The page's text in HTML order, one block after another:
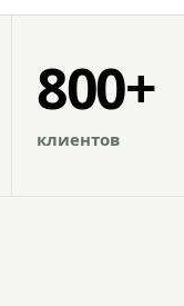
800+
клиентов